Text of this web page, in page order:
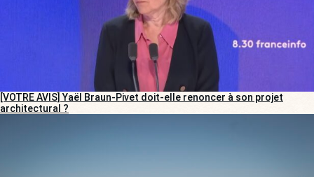
[VOTRE AVIS] Yaël Braun-Pivet doit-elle renoncer à son projet
architectural ?